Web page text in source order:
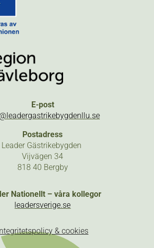
E-post
Postadress
Leader Gästrikebygden
Vijvägen 34
818 40 Bergby
Nationellt – våra kollegor
leadersverige.se
Integritetspolicy & cookies